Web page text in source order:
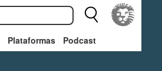
Plataformas Podcast